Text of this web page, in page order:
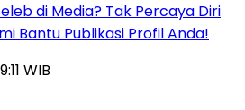
di Media? Tak Percaya Diri
Bantu Publikasi Profil Anda!
WIB